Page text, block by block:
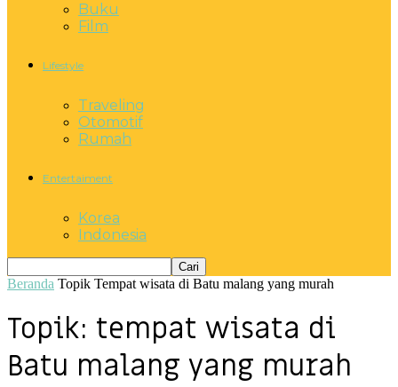
Buku
Film
Lifestyle
Traveling
Otomotif
Rumah
Entertaiment
Korea
Indonesia
Beranda Topik Tempat wisata di Batu malang yang murah
Topik: tempat wisata di
Batu malang yang murah